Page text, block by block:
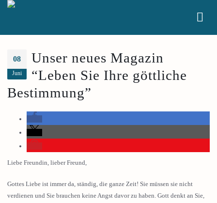
08
Juni
Unser neues Magazin
“Leben Sie Ihre göttliche
Bestimmung”
Liebe Freundin, lieber Freund,
Gottes Liebe ist immer da, ständig, die ganze Zeit! Sie müssen sie nicht
verdienen und Sie brauchen keine Angst davor zu haben. Gott denkt an Sie,